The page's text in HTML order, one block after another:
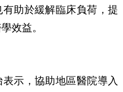
助於緩解臨床負荷，提
效益。
示，協助地區醫院導入